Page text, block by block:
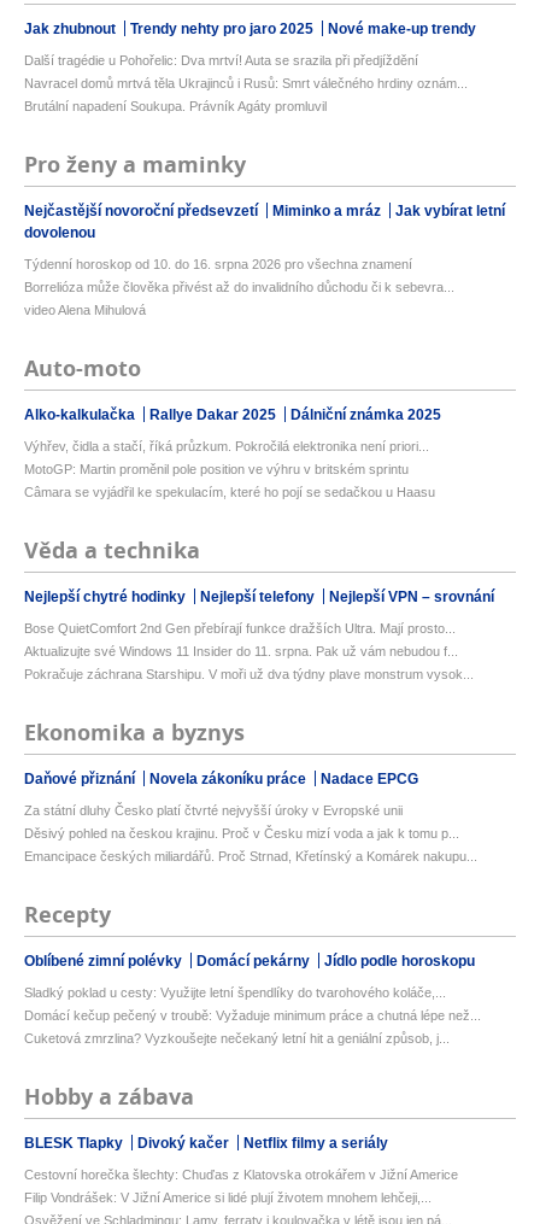
Jak zhubnout Trendy nehty pro jaro 2025 Nové make-up trendy
Další tragédie u Pohořelic: Dva mrtví! Auta se srazila při předjíždění
Navracel domů mrtvá těla Ukrajinců i Rusů: Smrt válečného hrdiny oznám...
Brutální napadení Soukupa. Právník Agáty promluvil
Pro ženy a maminky
Nejčastější novoroční předsevzetí Miminko a mráz
Jak vybírat letní
dovolenou
Týdenní horoskop od 10. do 16. srpna 2026 pro všechna znamení
Borrelióza může člověka přivést až do invalidního důchodu či k sebevra...
video Alena Mihulová
Auto-moto
Alko-kalkulačka Rallye Dakar 2025 Dálniční známka 2025
Výhřev, čidla a stačí, říká průzkum. Pokročilá elektronika není priori...
MotoGP: Martin proměnil pole position ve výhru v britském sprintu
Câmara se vyjádřil ke spekulacím, které ho pojí se sedačkou u Haasu
Věda a technika
Nejlepší chytré hodinky Nejlepší telefony Nejlepší VPN – srovnání
Bose QuietComfort 2nd Gen přebírají funkce dražších Ultra. Mají prosto...
Aktualizujte své Windows 11 Insider do 11. srpna. Pak už vám nebudou f...
Pokračuje záchrana Starshipu. V moři už dva týdny plave monstrum vysok...
Ekonomika a byznys
Daňové přiznání Novela zákoníku práce Nadace EPCG
Za státní dluhy Česko platí čtvrté nejvyšší úroky v Evropské unii
Děsivý pohled na českou krajinu. Proč v Česku mizí voda a jak k tomu p...
Emancipace českých miliardářů. Proč Strnad, Křetínský a Komárek nakupu...
Recepty
Oblíbené zimní polévky Domácí pekárny Jídlo podle horoskopu
Sladký poklad u cesty: Využijte letní špendlíky do tvarohového koláče,...
Domácí kečup pečený v troubě: Vyžaduje minimum práce a chutná lépe než...
Cuketová zmrzlina? Vyzkoušejte nečekaný letní hit a geniální způsob, j...
Hobby a zábava
BLESK Tlapky Divoký kačer Netflix filmy a seriály
Cestovní horečka šlechty: Chuďas z Klatovska otrokářem v Jižní Americe
Filip Vondrášek: V Jižní Americe si lidé plují životem mnohem lehčeji,...
Osvěžení ve Schladmingu: Lamy, ferraty i koulovačka v létě jsou jen pá...